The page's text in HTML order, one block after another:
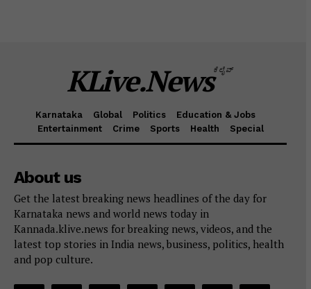
KLive.Newsಕೆಲೈವ್
Karnataka Global Politics
Education & Jobs
Entertainment
Crime Sports Health Special
About us
Get the latest breaking news headlines of the day for
Karnataka news and world news today in
Kannada.klive.news for breaking news, videos, and the
latest top stories in India news, business, politics, health
and pop culture.